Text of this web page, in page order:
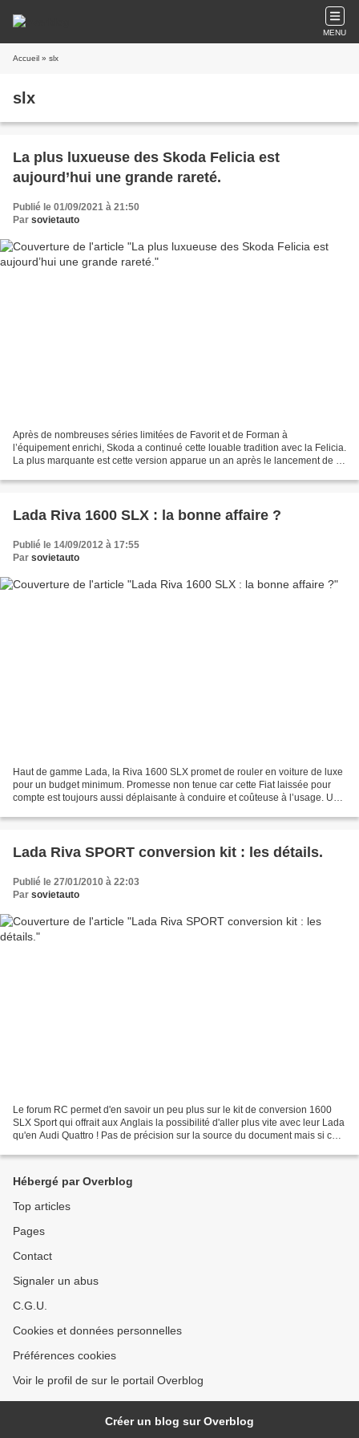
MENU
Accueil » slx
slx
La plus luxueuse des Skoda Felicia est
aujourd’hui une grande rareté.
Publié le 01/09/2021 à 21:50
Par sovietauto
Après de nombreuses séries limitées de Favorit et de Forman à
l’équipement enrichi, Skoda a continué cette louable tradition avec la Felicia.
La plus marquante est cette version apparue un an après le lancement de la
Lada Riva 1600 SLX : la bonne affaire ?
Publié le 14/09/2012 à 17:55
Par sovietauto
Haut de gamme Lada, la Riva 1600 SLX promet de rouler en voiture de luxe
pour un budget minimum. Promesse non tenue car cette Fiat laissée pour
compte est toujours aussi déplaisante à conduire et coûteuse à l’usage. Une
Lada Riva SPORT conversion kit : les détails.
Publié le 27/01/2010 à 22:03
Par sovietauto
Le forum RC permet d'en savoir un peu plus sur le kit de conversion 1600
SLX Sport qui offrait aux Anglais la possibilité d'aller plus vite avec leur Lada
qu'en Audi Quattro ! Pas de précision sur la source du document mais si cela
Hébergé par Overblog
Top articles
Pages
Contact
Signaler un abus
C.G.U.
Cookies et données personnelles
Préférences cookies
Voir le profil de sur le portail Overblog
Créer un blog sur Overblog